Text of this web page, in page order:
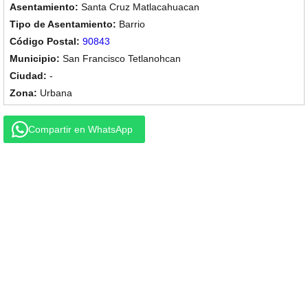
Santa Cruz Matlacahuacan
Barrio
90843
San Francisco Tetlanohcan
-
Urbana
Compartir en WhatsApp